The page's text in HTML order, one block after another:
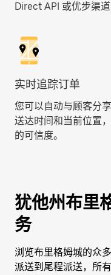
Direct API 或优步渠道
实时追踪订单
您可以自动与顾客分
送达时间和当前位置
的可信度。
犹他州布里
务
浏览布里格姆城的众
派送到尾程派送，所